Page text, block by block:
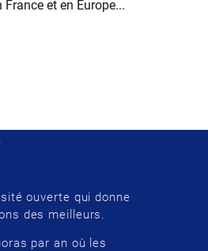
et en Europe...
ouverte qui donne
des meilleurs.
par an où les